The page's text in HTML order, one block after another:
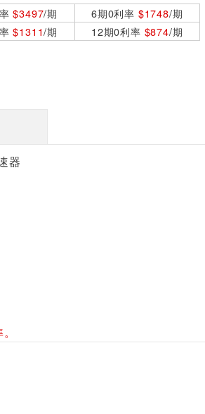
$3497/期 6期0利率 $1748/期
$1311/期 12期0利率 $874/期
器